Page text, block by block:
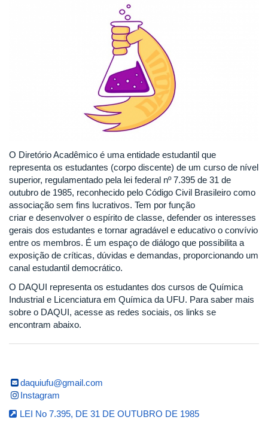
O Diretório Acadêmico é uma entidade estudantil que
representa os estudantes (corpo discente) de um curso de nível
superior, regulamentado pela lei federal nº 7.395 de 31 de
outubro de 1985, reconhecido pelo Código Civil Brasileiro como
associação sem fins lucrativos. Tem por função
criar e desenvolver o espírito de classe, defender os interesses
gerais dos estudantes e tornar agradável e educativo o convívio
entre os membros. É um espaço de diálogo que possibilita a
exposição de críticas, dúvidas e demandas, proporcionando um
canal estudantil democrático.
O DAQUI representa os estudantes dos cursos de Química
Industrial e Licenciatura em Química da UFU. Para saber mais
sobre o DAQUI, acesse as redes sociais, os links se
encontram abaixo.
daquiufu@gmail.com
Instagram
LEI No 7.395, DE 31 DE OUTUBRO DE 1985